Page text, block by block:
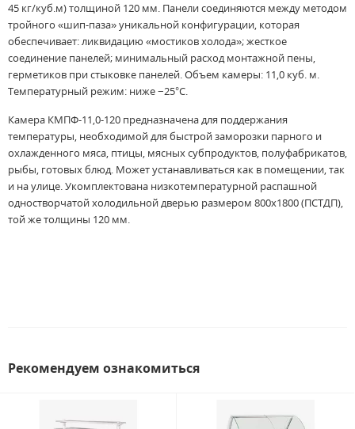
45 кг/куб.м) толщиной 120 мм. Панели соединяются между методом
тройного «шип-паза» уникальной конфигурации, которая
обеспечивает: ликвидацию «мостиков холода»; жесткое
соединение панелей; минимальный расход монтажной пены,
герметиков при стыковке панелей. Объем камеры: 11,0 куб. м.
Температурный режим: ниже −25°С.
Камера КМПФ-11,0-120 предназначена для поддержания
температуры, необходимой для быстрой заморозки парного и
охлажденного мяса, птицы, мясных субпродуктов, полуфабрикатов,
рыбы, готовых блюд. Может устанавливаться как в помещении, так
и на улице. Укомплектована низкотемпературной распашной
одностворчатой холодильной дверью размером 800х1800 (ПСTДП),
той же толщины 120 мм.
Рекомендуем ознакомиться